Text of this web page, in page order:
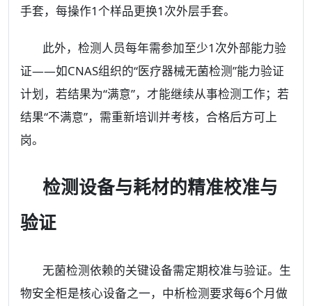
手套，每操作1个样品更换1次外层手套。
此外，检测人员每年需参加至少1次外部能力验
证——如CNAS组织的“医疗器械无菌检测”能力验证
计划，若结果为“满意”，才能继续从事检测工作；若
结果“不满意”，需重新培训并考核，合格后方可上
岗。
检测设备与耗材的精准校准与
验证
无菌检测依赖的关键设备需定期校准与验证。生
物安全柜是核心设备之一，中析检测要求每6个月做